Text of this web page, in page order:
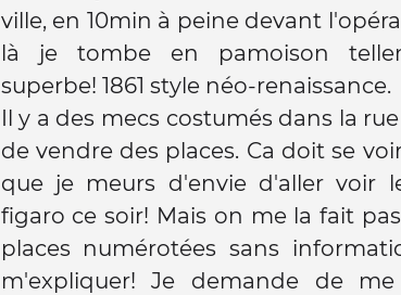
ville, en 10min à peine devant
là je tombe en pamoison
superbe! 1861 style néo-renaissance.
Il y a des mecs costumés dans la
de vendre des places. Ca doit se
que je meurs d'envie d'aller voir
figaro ce soir! Mais on me la fait
places numérotées sans
m'expliquer! Je demande de